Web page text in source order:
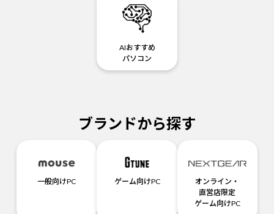
AIおすすめ
パソコン
ブランドから探す
一般向けPC ゲーム向けPC
オンライン・
直営店限定
ゲーム向けPC